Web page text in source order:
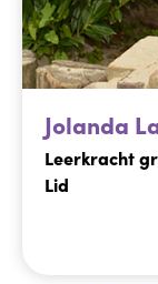
Jolanda
Leerkracht
Lid